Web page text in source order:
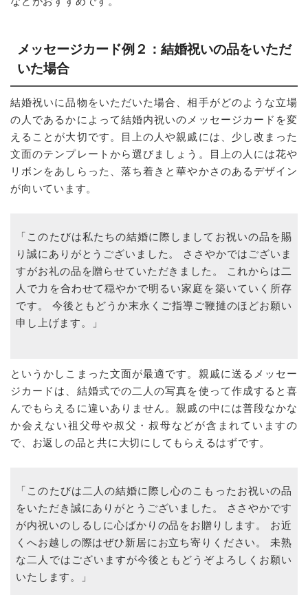
メッセージカード例２：結婚祝いの品をいただ
いた場合
結婚祝いに品物をいただいた場合、相手がどのような立場
の人であるかによって結婚内祝いのメッセージカードを変
えることが大切です。目上の人や親戚には、少し改まった
文面のテンプレートから選びましょう。目上の人には花や
リボンをあしらった、落ち着きと華やかさのあるデザイン
が向いています。
「このたびは私たちの結婚に際しましてお祝いの品を賜
り誠にありがとうございました。 ささやかではございま
すがお礼の品を贈らせていただきました。 これからは二
人で力を合わせて穏やかで明るい家庭を築いていく所存
です。 今後ともどうか末永くご指導ご鞭撻のほどお願い
申し上げます。」
というかしこまった文面が最適です。親戚に送るメッセー
ジカードは、結婚式での二人の写真を使って作成すると喜
んでもらえるに違いありません。親戚の中には普段なかな
か会えない祖父母や叔父・叔母などが含まれていますの
で、お返しの品と共に大切にしてもらえるはずです。
「このたびは二人の結婚に際し心のこもったお祝いの品
をいただき誠にありがとうございました。 ささやかです
が内祝いのしるしに心ばかりの品をお贈りします。 お近
くへお越しの際はぜひ新居にお立ち寄りください。 未熟
な二人ではございますが今後ともどうぞよろしくお願い
いたします。」